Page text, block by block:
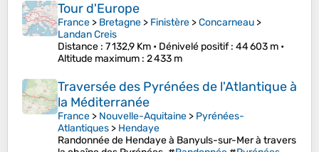
Tour d'Europe
France > Bretagne > Finistère >Concarneau >
Landan Creis
Distance : 7 132,9 Km • Dénivelé positif: 44 603 m •
Altitude maximum : 2 433 m
Traversée des Pyrénées de l'Atlantique à
la Méditerranée
France > Nouvelle-Aquitaine > Pyrénées-
Atlantiques > Hendaye
Randonnée de Hendaye à Banyuls-sur-Mer à travers